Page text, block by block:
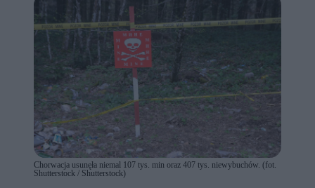
Chorwacja usunęła niemal 107 tys. min oraz 407 tys. niewybuchów. (fot.
Shutterstock / Shutterstock)